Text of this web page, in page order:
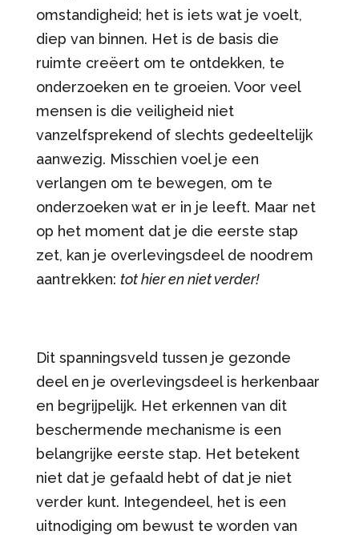
omstandigheid; het is iets wat je voelt,
diep van binnen. Het is de basis die
ruimte creëert om te ontdekken, te
onderzoeken en te groeien. Voor veel
mensen is die veiligheid niet
vanzelfsprekend of slechts gedeeltelijk
aanwezig. Misschien voel je een
verlangen om te bewegen, om te
onderzoeken wat er in je leeft. Maar net
op het moment dat je die eerste stap
zet, kan je overlevingsdeel de noodrem
aantrekken: tot hier en niet verder!
Dit spanningsveld tussen je gezonde
deel en je overlevingsdeel is herkenbaar
en begrijpelijk. Het erkennen van dit
beschermende mechanisme is een
belangrijke eerste stap. Het betekent
niet dat je gefaald hebt of dat je niet
verder kunt. Integendeel, het is een
uitnodiging om bewust te worden van